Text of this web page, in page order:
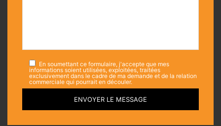
En soumettant ce formulaire, j'accepte que mes
informations soient utilisées, exploitées, traitées
exclusivement dans le cadre de ma demande et de la relation
commerciale qui pourrait en découler.
ENVOYER LE MESSAGE